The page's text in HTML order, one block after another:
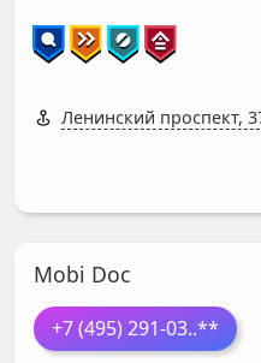
Ленинский проспект,
Mobi Doc
+7 (495) 291-03..**